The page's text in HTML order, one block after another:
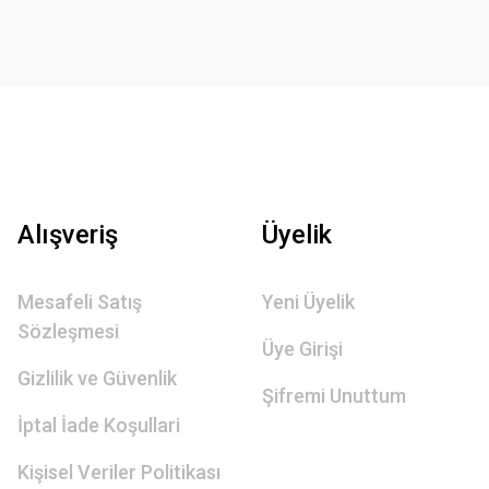
Alışveriş
Mesafeli Satış
Sözleşmesi
Gizlilik ve Güvenlik
İptal İade Koşullari
Kişisel Veriler Politikası
Üyelik
Yeni Üyelik
Üye Girişi
Şifremi Unuttum